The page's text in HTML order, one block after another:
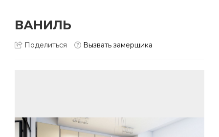
ВАНИЛЬ
Поделиться Вызвать замерщика